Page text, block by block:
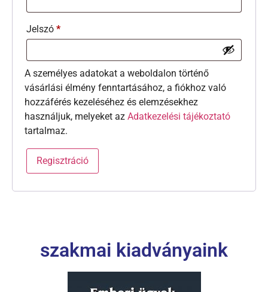
Jelszó *
A személyes adatokat a weboldalon történő
vásárlási élmény fenntartásához, a fiókhoz való
hozzáférés kezeléséhez és elemzésekhez
használjuk, melyeket az Adatkezelési tájékoztató
tartalmaz.
Regisztráció
szakmai kiadványaink